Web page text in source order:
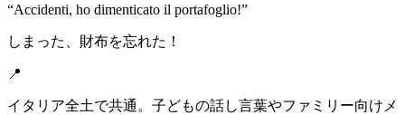
“Accidenti, ho dimenticato il portafoglio!”
しまった、財布を忘れた！
📍
イタリア全土で共通。子どもの話し言葉やファミリー向けメ